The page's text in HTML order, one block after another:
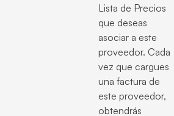
Lista de Precios
que deseas
asociar a este
proveedor. Cada
vez que cargues
una factura de
este proveedor,
obtendrás